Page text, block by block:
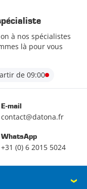
à nos spécialistes
là pour vous
de 09:00
E-mail
contact@datona.fr
WhatsApp
+31 (0) 6 2015 5024